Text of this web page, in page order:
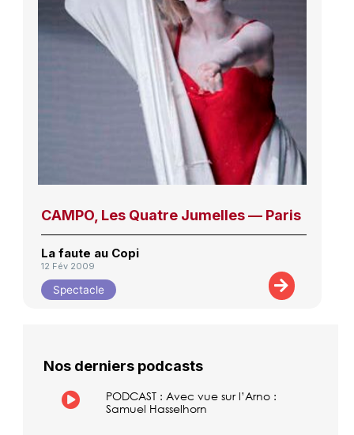
CAMPO, Les Quatre Jumelles — Paris
La faute au Copi
12 Fév 2009
Spectacle
Nos derniers podcasts
PODCAST : Avec vue sur l’Arno :
Samuel Hasselhorn